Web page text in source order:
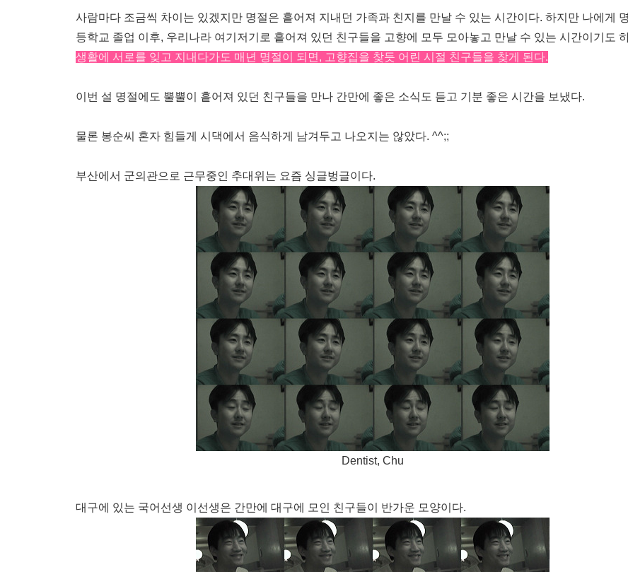
사람마다 조금씩 차이는 있겠지만 명절은 흩어져 지내던 가족과 친지를 만날 수 있는 시간이다. 하지만 나에게
등학교 졸업 이후, 우리나라 여기저기로 흩어져 있던 친구들을 고향에 모두 모아놓고 만날 수 있는 시간이기도
생활에 서로를 잊고 지내다가도 매년 명절이 되면, 고향집을 찾듯 어린 시절 친구들을 찾게 된다.
이번 설 명절에도 뿔뿔이 흩어져 있던 친구들을 만나 간만에 좋은 소식도 듣고 기분 좋은 시간을 보냈다.
물론 봉순씨 혼자 힘들게 시댁에서 음식하게 남겨두고 나오지는 않았다. ^^;;
부산에서 군의관으로 근무중인 추대위는 요즘 싱글벙글이다.
Dentist, Chu
대구에 있는 국어선생 이선생은 간만에 대구에 모인 친구들이 반가운 모양이다.